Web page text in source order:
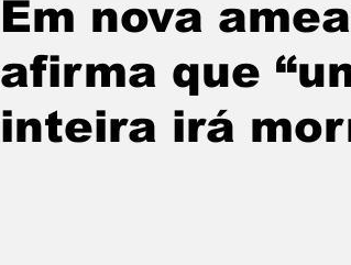
Em nova
afirma que
inteira irá